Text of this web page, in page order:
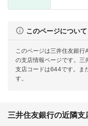
このページについて
このページは三井住友銀
の支店情報ページです。 三
支店コードは644です。
ま
す。
三井住友銀行の近隣支